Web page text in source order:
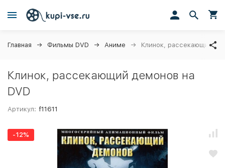
Главная Фильмы DVD Аниме Клинок, рассекающий
Клинок, рассекающий демонов на
DVD
Артикул: f11611
-12%